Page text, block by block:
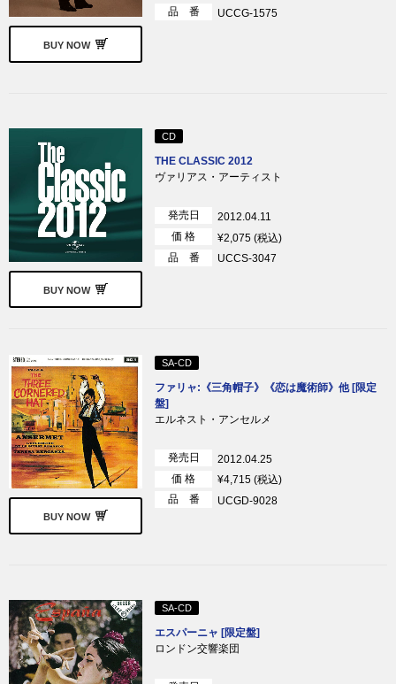
BUY NOW
品 番
UCCG-1575
BUY NOW
CD
THE CLASSIC 2012
ヴァリアス・アーティスト
発売日
2012.04.11
価 格
¥2,075 (税込)
品 番
UCCS-3047
BUY NOW
SA-CD
ファリャ:《三角帽子》《恋は魔術師》他 [限定
盤]
エルネスト・アンセルメ
発売日
2012.04.25
価 格
¥4,715 (税込)
品 番
UCGD-9028
SA-CD
エスパーニャ [限定盤]
ロンドン交響楽団